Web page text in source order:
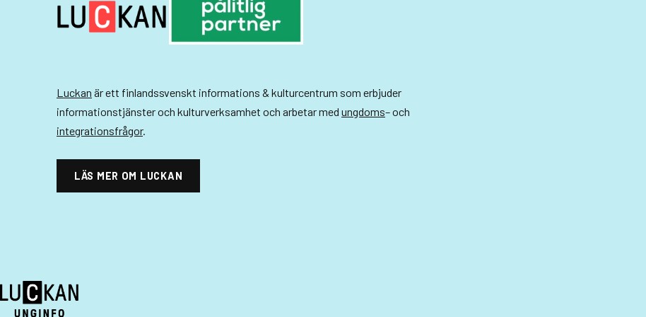
Luckan är ett finlandssvenskt informations & kulturcentrum som erbjuder
informationstjänster och kulturverksamhet och arbetar med ungdoms– och
integrationsfrågor.
LÄS MER OM LUCKAN